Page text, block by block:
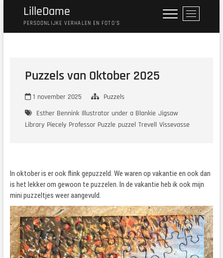
LilleDame
PERSOONLIJKE VERHALEN EN FOTO'S
M
e
n
Puzzels van Oktober 2025
1 november 2025
Puzzels
Esther Bennink Illustrator under a Blankie Jigsaw
Library Piecely Professor Puzzle puzzel Trevell Vissevasse
In oktober is er ook flink gepuzzeld. We waren op vakantie en ook dan
is het lekker om gewoon te puzzelen. In de vakantie heb ik ook mijn
mini puzzeltjes weer aangevuld.